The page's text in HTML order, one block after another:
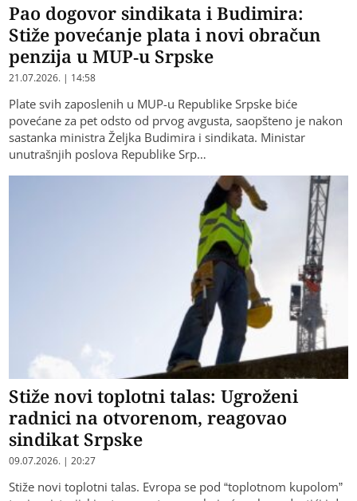
Pao dogovor sindikata i Budimira:
Stiže povećanje plata i novi obračun
penzija u MUP-u Srpske
21.07.2026. | 14:58
Plate svih zaposlenih u MUP-u Republike Srpske biće
povećane za pet odsto od prvog avgusta, saopšteno je nakon
sastanka ministra Željka Budimira i sindikata. Ministar
unutrašnjih poslova Republike Srp…
Stiže novi toplotni talas: Ugroženi
radnici na otvorenom, reagovao
sindikat Srpske
09.07.2026. | 20:27
Stiže novi toplotni talas. Evropa se pod “toplotnom kupolom”